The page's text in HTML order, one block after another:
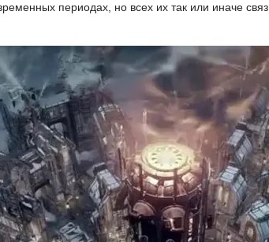
периодах, но всех их так или иначе